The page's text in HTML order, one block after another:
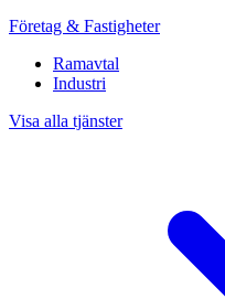
Företag & Fastigheter
Ramavtal
Industri
Visa alla tjänster